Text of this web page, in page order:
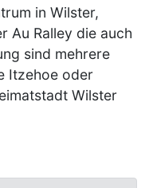
in Wilster,
Au Ralley die auch
sind mehrere
Itzehoe oder
Wilster